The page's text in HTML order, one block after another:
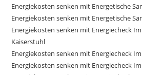
Energiekosten senken mit Energetische
Energiekosten senken mit Energetische
Energiekosten senken mit Energiecheck
Kaiserstuhl
Energiekosten senken mit Energiecheck
Energiekosten senken mit Energiecheck